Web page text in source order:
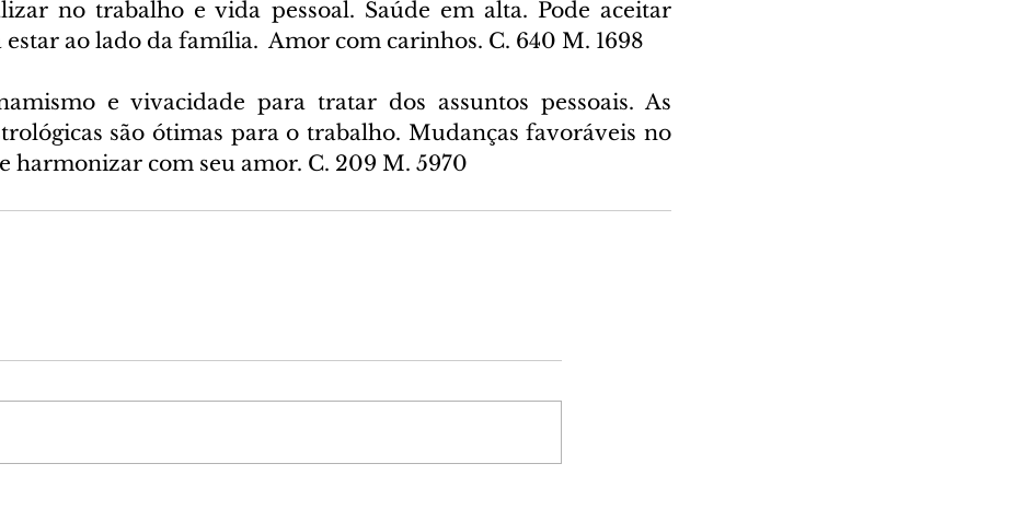
no trabalho e vida pessoal. Saúde em alta. Pode aceitar
ao lado da família.  Amor com carinhos. C. 640 M. 1698
e vivacidade para tratar dos assuntos pessoais. As
são ótimas para o trabalho. Mudanças favoráveis no
harmonizar com seu amor. C. 209 M. 5970